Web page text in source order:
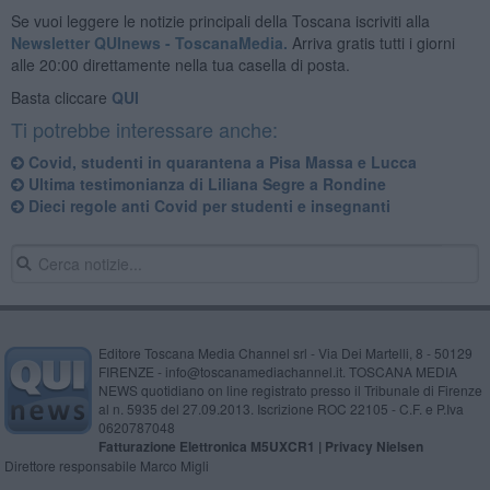
Se vuoi leggere le notizie principali della Toscana iscriviti alla
Newsletter QUInews - ToscanaMedia. Arriva gratis tutti i giorni
alle 20:00 direttamente nella tua casella di posta.
Basta cliccare QUI
Ti potrebbe interessare anche:
Covid, studenti in quarantena a Pisa Massa e Lucca
Ultima testimonianza di Liliana Segre a Rondine
Dieci regole anti Covid per studenti e insegnanti
Editore Toscana Media Channel srl - Via Dei Martelli, 8 - 50129
FIRENZE - info@toscanamediachannel.it. TOSCANA MEDIA
NEWS quotidiano on line registrato presso il Tribunale di Firenze
al n. 5935 del 27.09.2013. Iscrizione ROC 22105 - C.F. e P.Iva
0620787048
Fatturazione Elettronica M5UXCR1 | Privacy Nielsen
Direttore responsabile Marco Migli